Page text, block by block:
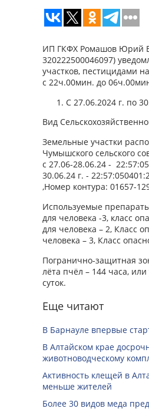
ИП ГКФХ Ромашов Юрий
320222500046097)
участков, пестицидами
с 22ч.00мин. до
С 27.06.2024 г. по
Вид
Земельные участки
Чумышского сельского
с 27.06-28.06.24 -
30.06.24 г. -
,Номер контура: 01657-
Используемые
для человека -3, класс
для человека – 2, Класс
человека – 3, Класс
Погранично-защитная
лёта пчёл – 144 часа,
суток.
Еще читают
В Барнауле впервые
В Алтайском крае
животноводческому
Активность клещей в
меньше жителей
Более 30 видов меда